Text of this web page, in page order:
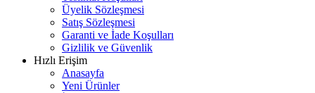
Üyelik Sözleşmesi
Satış Sözleşmesi
Garanti ve İade Koşulları
Gizlilik ve Güvenlik
Hızlı Erişim
Anasayfa
Yeni Ürünler